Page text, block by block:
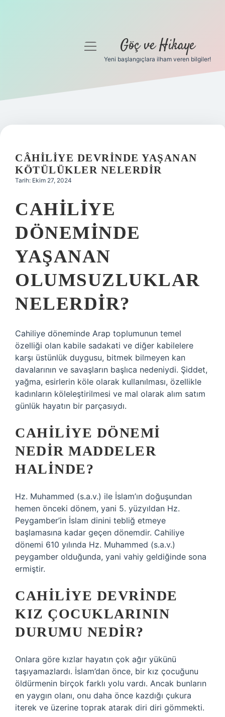
Gizlilik Politikası
Yasal Uyarı
menüyü
Göç ve Hikaye
Yeni başlangıçlara ilham veren bilgiler!
CÂHILIYE DEVRINDE YAŞANAN
KÖTÜLÜKLER NELERDIR
Tarih: Ekim 27, 2024
CAHILIYE
DÖNEMINDE
YAŞANAN
OLUMSUZLUKLAR
NELERDIR?
Cahiliye döneminde Arap toplumunun temel
özelliği olan kabile sadakati ve diğer kabilelere
karşı üstünlük duygusu, bitmek bilmeyen kan
davalarının ve savaşların başlıca nedeniydi. Şiddet,
yağma, esirlerin köle olarak kullanılması, özellikle
kadınların köleleştirilmesi ve mal olarak alım satım
günlük hayatın bir parçasıydı.
CAHILIYE DÖNEMI
NEDIR MADDELER
HALINDE?
Hz. Muhammed (s.a.v.) ile İslam’ın doğuşundan
hemen önceki dönem, yani 5. yüzyıldan Hz.
Peygamber’in İslam dinini tebliğ etmeye
başlamasına kadar geçen dönemdir. Cahiliye
dönemi 610 yılında Hz. Muhammed (s.a.v.)
peygamber olduğunda, yani vahiy geldiğinde sona
ermiştir.
CAHILIYE DEVRINDE
KIZ ÇOCUKLARININ
DURUMU NEDIR?
Onlara göre kızlar hayatın çok ağır yükünü
taşıyamazlardı. İslam’dan önce, bir kız çocuğunu
öldürmenin birçok farklı yolu vardı. Ancak bunların
en yaygın olanı, onu daha önce kazdığı çukura
iterek ve üzerine toprak atarak diri diri gömmekti.